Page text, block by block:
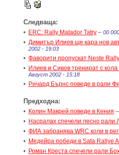
Следваща:
• ERC: Rally Matador Tatry – 00
• Димитър Илиев ще кара нов
2002 - 19:03
• Фаворити пропускат Neste
• Илиев и Сивов тренират с
Август 2002 - 15:18
• Ричард Бърнс поведе в рали
Предходна:
• Колин Макрей поведе в Кения
• Насралах спечели лесно рали
• ФИА забранява WRC коли в
• Медейра победи в Sata Rallye
• Роман Креста спечели рали